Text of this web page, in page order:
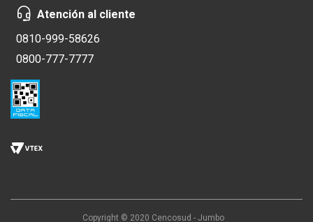
Atención al cliente
0810-999-58626
0800-777-7777
Copyright © 2020 Cencosud - Jumbo